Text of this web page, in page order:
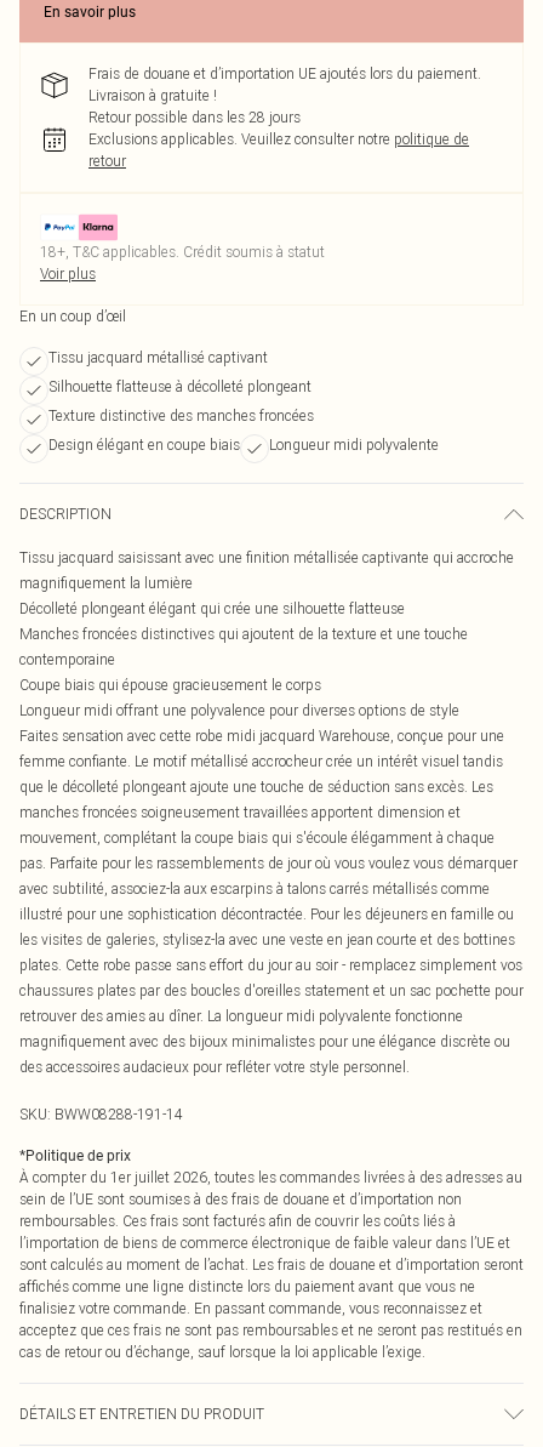
En savoir plus
Frais de douane et d’importation UE ajoutés lors du paiement.
Livraison à gratuite !
Retour possible dans les 28 jours
Exclusions applicables. Veuillez consulter notre politique de
retour
18+, T&C applicables. Crédit soumis à statut
Voir plus
En un coup d’œil
Tissu jacquard métallisé captivant
Silhouette flatteuse à décolleté plongeant
Texture distinctive des manches froncées
Design élégant en coupe biais
Longueur midi polyvalente
DESCRIPTION
Tissu jacquard saisissant avec une finition métallisée captivante qui accroche
magnifiquement la lumière
Décolleté plongeant élégant qui crée une silhouette flatteuse
Manches froncées distinctives qui ajoutent de la texture et une touche
contemporaine
Coupe biais qui épouse gracieusement le corps
Longueur midi offrant une polyvalence pour diverses options de style
Faites sensation avec cette robe midi jacquard Warehouse, conçue pour une
femme confiante. Le motif métallisé accrocheur crée un intérêt visuel tandis
que le décolleté plongeant ajoute une touche de séduction sans excès. Les
manches froncées soigneusement travaillées apportent dimension et
mouvement, complétant la coupe biais qui s'écoule élégamment à chaque
pas. Parfaite pour les rassemblements de jour où vous voulez vous démarquer
avec subtilité, associez-la aux escarpins à talons carrés métallisés comme
illustré pour une sophistication décontractée. Pour les déjeuners en famille ou
les visites de galeries, stylisez-la avec une veste en jean courte et des bottines
plates. Cette robe passe sans effort du jour au soir - remplacez simplement vos
chaussures plates par des boucles d'oreilles statement et un sac pochette pour
retrouver des amies au dîner. La longueur midi polyvalente fonctionne
magnifiquement avec des bijoux minimalistes pour une élégance discrète ou
des accessoires audacieux pour refléter votre style personnel.
SKU: BWW08288-191-14
*Politique de prix
À compter du 1er juillet 2026, toutes les commandes livrées à des adresses au
sein de l’UE sont soumises à des frais de douane et d’importation non
remboursables. Ces frais sont facturés afin de couvrir les coûts liés à
l’importation de biens de commerce électronique de faible valeur dans l’UE et
sont calculés au moment de l’achat. Les frais de douane et d’importation seront
affichés comme une ligne distincte lors du paiement avant que vous ne
finalisiez votre commande. En passant commande, vous reconnaissez et
acceptez que ces frais ne sont pas remboursables et ne seront pas restitués en
cas de retour ou d’échange, sauf lorsque la loi applicable l’exige.
DÉTAILS ET ENTRETIEN DU PRODUIT